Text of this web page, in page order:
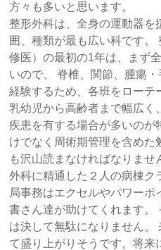
方々も多いと思います。
整形外科は、全身の運動器を
囲、種類が最も広い科です
修医）の最初の1年は、まず
いので、 脊椎、関節、腫瘍
経験するため、各班をローテ
乳幼児から高齢者まで幅広く
疾患を有する場合が多いのが
けでなく周術期管理を含めた
も沢山読まなければなりま
外科に精通した２人の病棟ク
局事務はエクセルやパワー
書さん達が助けてくれます。
は決して無駄になりません。
て盛り上がりそうです。将来